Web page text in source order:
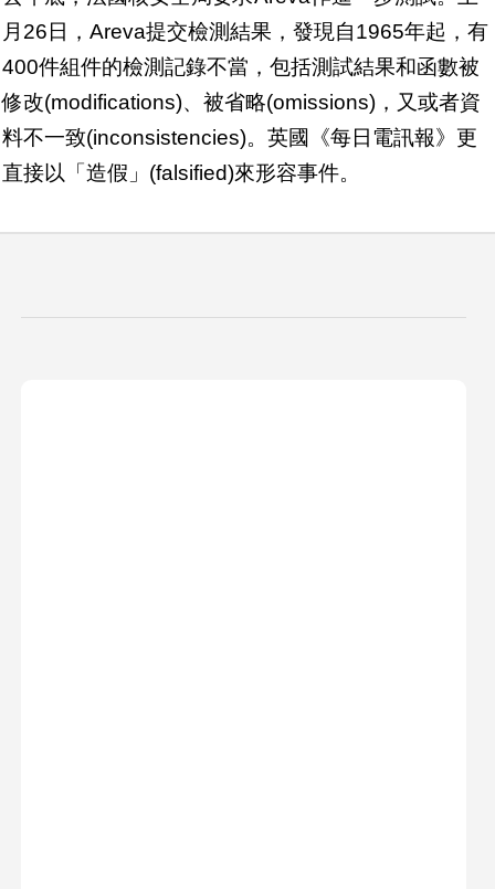
月26日，Areva提交檢測結果，發現自1965年起，有
400件組件的檢測記錄不當，包括測試結果和函數被
修改(modifications)、被省略(omissions)，又或者資
料不一致(inconsistencies)。英國《每日電訊報》更
直接以「造假」(falsified)來形容事件。